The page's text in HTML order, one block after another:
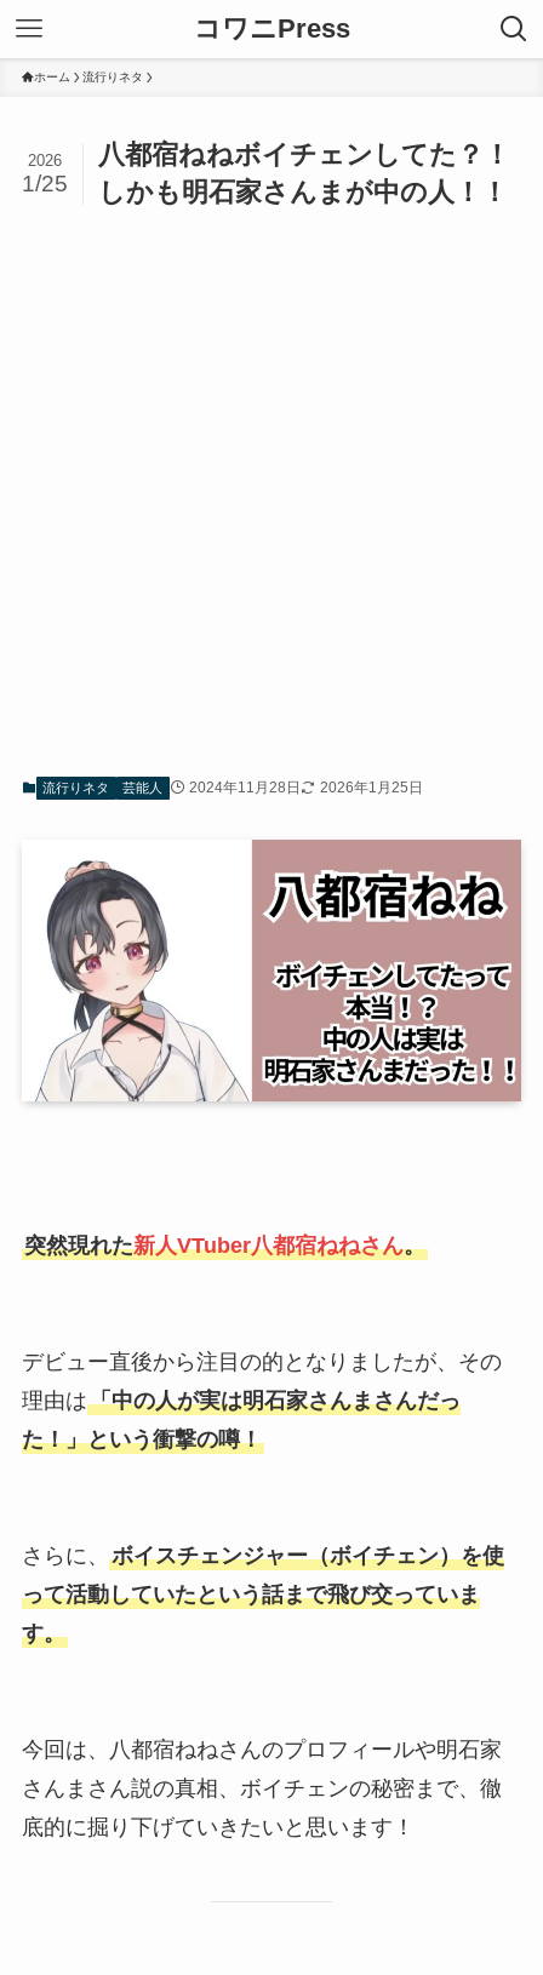
コワニPress
ホーム 流行りネタ
八都宿ねねボイチェンしてた？！
しかも明石家さんまが中の人！！
2026
1/25
流行りネタ 芸能人 2024年11月28日 2026年1月25日
突然現れた新人VTuber八都宿ねねさん。
デビュー直後から注目の的となりましたが、その
理由は「中の人が実は明石家さんまさんだっ
た！」という衝撃の噂！
さらに、 ボイスチェンジャー（ボイチェン）を使
って活動していたという話まで飛び交っていま
す。
今回は、八都宿ねねさんのプロフィールや明石家
さんまさん説の真相、ボイチェンの秘密まで、徹
底的に掘り下げていきたいと思います！